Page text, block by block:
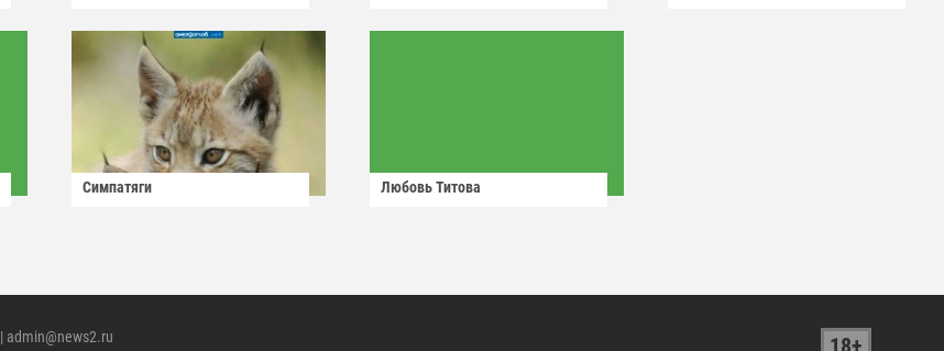
Симпатяги Любовь Титова
| admin@news2.ru